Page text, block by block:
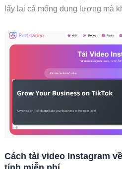
lấy lại cả mống dung lượng mà
Cách tải video Instagram